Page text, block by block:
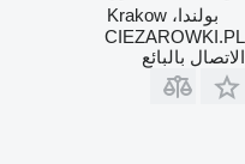
بولندا، Krakow
CIEZAROWKI.PL
الاتصال بالبائع